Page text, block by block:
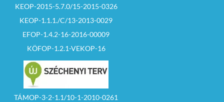
KEOP-2015-5.7.0/15-2015-0326
KEOP-1.1.1./C/13-2013-0029
EFOP-1.4.2-16-2016-00009
KÖFOP-1.2.1-VEKOP-16
TÁMOP-3-2-1.1/10-1-2010-0261